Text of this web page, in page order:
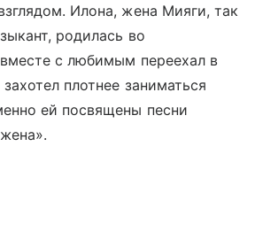
Илона, жена Мияги, так
родилась во
с любимым переехал в
плотнее заниматься
ей посвящены песни